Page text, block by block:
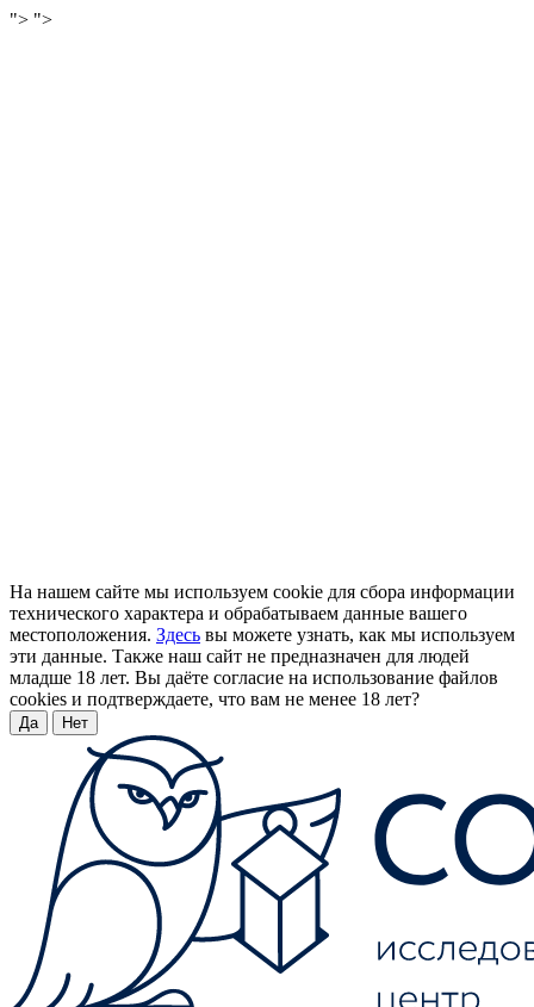
"> ">
На нашем сайте мы используем cookie для сбора информации
технического характера и обрабатываем данные вашего
местоположения. Здесь вы можете узнать, как мы используем
эти данные. Также наш сайт не предназначен для людей
младше 18 лет. Вы даёте согласие на использование файлов
cookies и подтверждаете, что вам не менее 18 лет?
Да Нет